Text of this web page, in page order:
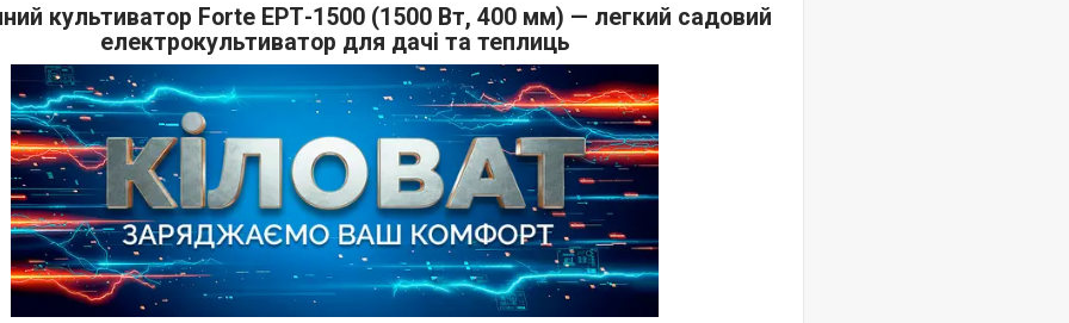
культиватор Forte ЕРТ-1500 (1500 Вт, 400 мм) — легкий садовий
електрокультиватор для дачі та теплиць